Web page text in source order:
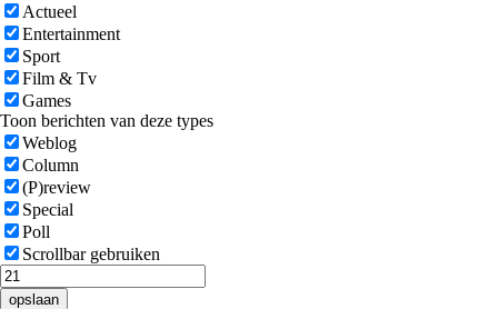
Actueel
Entertainment
Sport
Film & Tv
Games
Toon berichten van deze types
Weblog
Column
(P)review
Special
Poll
Scrollbar gebruiken
opslaan